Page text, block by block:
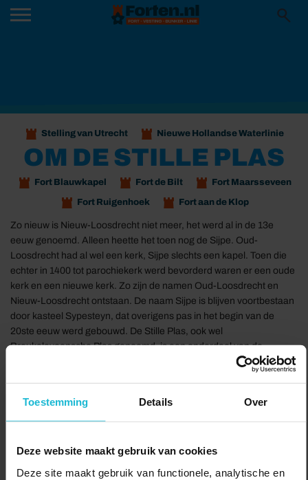
Toestemming Details Over
Deze website maakt gebruik van cookies
Deze site maakt gebruik van functionele, analytische en
Stelling van Utrecht Nieuwe Hollandse Waterlinie
OM DE STILLE PLAS
Fort Blauwkapel Fort de Bilt Fort Maarsseveen
Fort Ruigenhoek Fort aan de Klop
Zo nieuw is Nieuw-Loosdrecht niet meer, het werd al in de 13e
eeuw genoemd. Alleen heette het toen nog de Sijpe. Oud-
Loosdrecht had al wel een kerk, Sijpe slechts een kapel. Toen die
echter in 1400 tot parochiekerk werd bevorderd waren er een oude
kerk en een nieuwe kerk. Zo zijn de namen Oud-Loosdrecht en
Nieuw-Loosdrecht ontstaan. De naam Sijpe is blijven voortbestaan
door kasteel Sypesteyn, dat overigens pas in het begin van de
20ste eeuw werd gebouwd. De Stille Plas, ook wel
Breukeleveensche Plas genoemd, is een onderdeel van de
Loosdrechtse Plassen. Tijdens deze route fiets je er dwars
Maartensdijk heet zo omdat de Domproosdij, die hier het
veengebied ontgon, Sint Maarten als patroonheilige had.
Ook de mooie forten kunnen je tijdens deze route niet ontgaan. Zo
zal je Fort Blauwkapel zien, het enige bewoonde fort van de